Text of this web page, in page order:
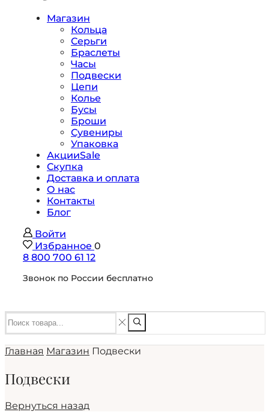
Магазин
Кольца
Серьги
Браслеты
Часы
Подвески
Цепи
Колье
Бусы
Броши
Сувениры
Упаковка
АкцииSale
Скупка
Доставка и оплата
О нас
Контакты
Блог
Войти
Избранное 0
8 800 700 61 12
Звонок по России бесплатно
Главная Магазин Подвески
Подвески
Вернуться назад